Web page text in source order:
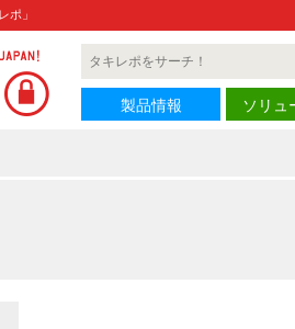
ポ」
製品情報 ソリュ